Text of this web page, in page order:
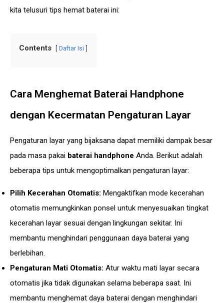
kita telusuri tips hemat baterai ini:
Contents Daftar Isi
Cara Menghemat Baterai Handphone
dengan Kecermatan Pengaturan Layar
Pengaturan layar yang bijaksana dapat memiliki dampak besar
pada masa pakai baterai handphone Anda. Berikut adalah
beberapa tips untuk mengoptimalkan pengaturan layar:
Pilih Kecerahan Otomatis: Mengaktifkan mode kecerahan
otomatis memungkinkan ponsel untuk menyesuaikan tingkat
kecerahan layar sesuai dengan lingkungan sekitar. Ini
membantu menghindari penggunaan daya baterai yang
berlebihan.
Pengaturan Mati Otomatis: Atur waktu mati layar secara
otomatis jika tidak digunakan selama beberapa saat. Ini
membantu menghemat daya baterai dengan menghindari